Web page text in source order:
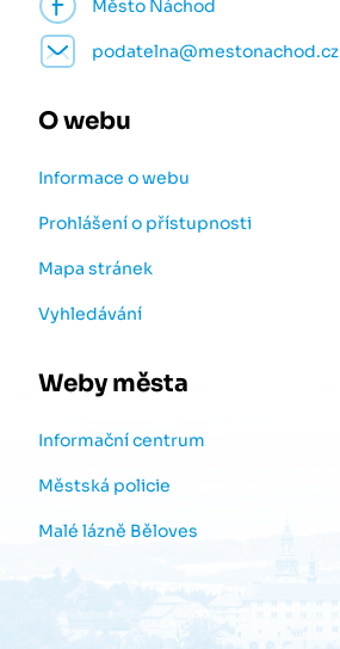
Město Náchod
podatelna@mestonachod.cz
O webu
Informace o webu
Prohlášení o přístupnosti
Mapa stránek
Vyhledávání
Weby města
Informační centrum
Městská policie
Malé lázně Běloves